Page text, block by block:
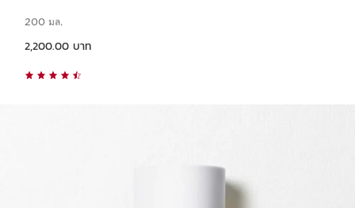
200 มล.
2,200.00 บาท